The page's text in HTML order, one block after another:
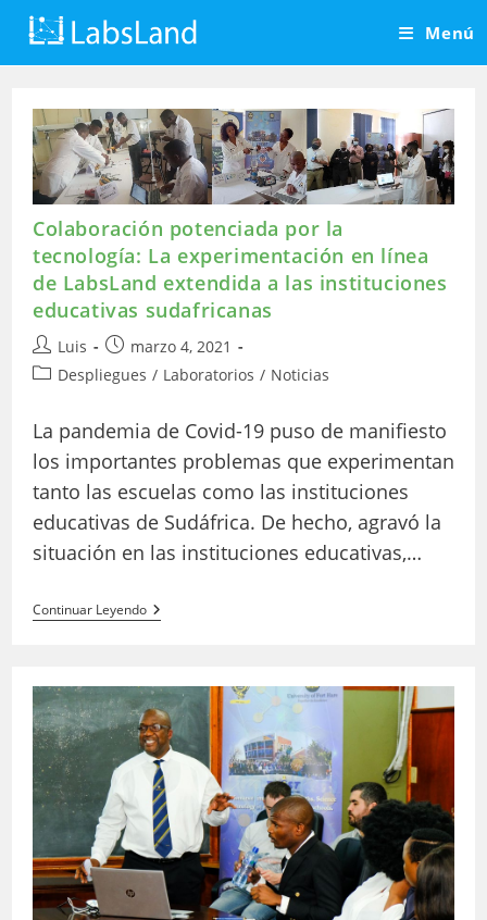
Saltar
contenido
Menú
Colaboración potenciada por la
tecnología: La experimentación en línea
de LabsLand extendida a las instituciones
educativas sudafricanas
Autor
de
Luis
Publicación
de
la
marzo 4, 2021
Categoría
la
entrada:
Despliegues / Laboratorios / Noticias
La pandemia de Covid-19 puso de manifiesto
los importantes problemas que experimentan
tanto las escuelas como las instituciones
educativas de Sudáfrica. De hecho, agravó la
situación en las instituciones educativas,…
Continuar LeyendoColaboración
Potenciada
La
Experimentación
En
Línea
De
LabsLand
Extendida
A
Las
Instituciones
Educativas
Sudafricanas